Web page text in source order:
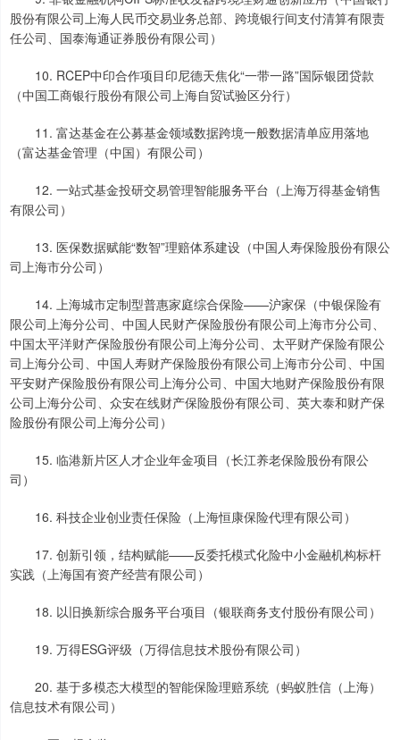
股份有限公司上海人民币交易业务总部、跨境银行间支付清算有限责
任公司、国泰海通证券股份有限公司）
10. RCEP中印合作项目印尼德天焦化“一带一路”国际银团贷款
（中国工商银行股份有限公司上海自贸试验区分行）
11. 富达基金在公募基金领域数据跨境一般数据清单应用落地
（富达基金管理（中国）有限公司）
12. 一站式基金投研交易管理智能服务平台（上海万得基金销售
有限公司）
13. 医保数据赋能“数智”理赔体系建设（中国人寿保险股份有限公
司上海市分公司）
14. 上海城市定制型普惠家庭综合保险——沪家保（中银保险有
限公司上海分公司、中国人民财产保险股份有限公司上海市分公司、
中国太平洋财产保险股份有限公司上海分公司、太平财产保险有限公
司上海分公司、中国人寿财产保险股份有限公司上海市分公司、中国
平安财产保险股份有限公司上海分公司、中国大地财产保险股份有限
公司上海分公司、众安在线财产保险股份有限公司、英大泰和财产保
险股份有限公司上海分公司）
15. 临港新片区人才企业年金项目（长江养老保险股份有限公
司）
16. 科技企业创业责任保险（上海恒康保险代理有限公司）
17. 创新引领，结构赋能——反委托模式化险中小金融机构标杆
实践（上海国有资产经营有限公司）
18. 以旧换新综合服务平台项目（银联商务支付股份有限公司）
19. 万得ESG评级（万得信息技术股份有限公司）
20. 基于多模态大模型的智能保险理赔系统（蚂蚁胜信（上海）
信息技术有限公司）